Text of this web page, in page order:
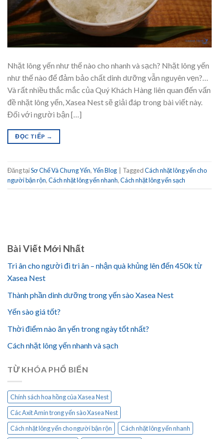
Nhặt lông yến như thế nào cho nhanh và sạch? Nhặt lông yến
như thế nào để đảm bảo chất dinh dưỡng vẫn nguyên vẹn?…
Và rất nhiều thắc mắc của Quý Khách Hàng liên quan đến vấn
đề nhặt lông yến, Xasea Nest sẽ giải đáp trong bài viết này.
Đối với người bận […]
ĐỌC TIẾP →
Đăng tạiSơ Chế Và Chưng Yến,Yến Blog TaggedCách nhặt lông yến cho
người bận rộn,Cách nhặt lông yến nhanh,Cách nhặt lông yến sạch
Bài Viết Mới Nhất
Tri ân cho người đi tri ân – nhận quà khủng lên đến 450k từ
Xasea Nest
Thành phần dinh dưỡng trong yến sào Xasea Nest
Yến sào giá tốt?
Thời điểm nào ăn yến trong ngày tốt nhất?
Cách nhặt lông yến nhanh và sạch
TỪ KHÓA PHỔ BIẾN
Chính sách hoa hồng của Xasea Nest
Các Axit Amin trong yến sào Xasea Nest
Cách nhặt lông yến cho người bận rộn
Cách nhặt lông yến nhanh